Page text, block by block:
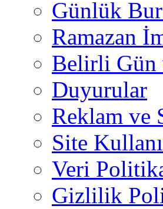
Günlük
Ramazan
Belirli Gün
Duyurular
Reklam ve
Site
Veri
Gizlilik